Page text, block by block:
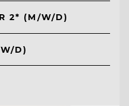
2* (M/W/D)
D)